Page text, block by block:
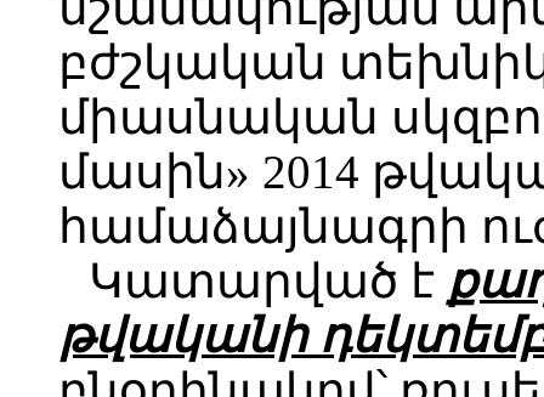
բժշկական
միասնական
մասին» 2014
համաձայնագրի
Կատարված է
թվականի